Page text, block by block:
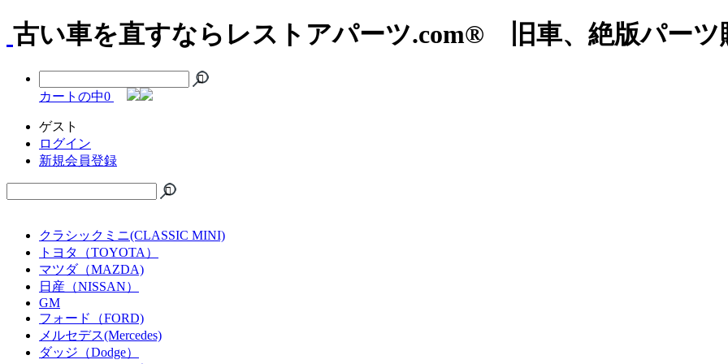
古い車を直すならレストアパーツ.com® 旧車、絶版パーツ
カートの中0
ゲスト
ログイン
新規会員登録
クラシックミニ(CLASSIC MINI)
トヨタ（TOYOTA）
マツダ（MAZDA)
日産（NISSAN）
GM
フォード（FORD)
メルセデス(Mercedes)
ダッジ（Dodge）